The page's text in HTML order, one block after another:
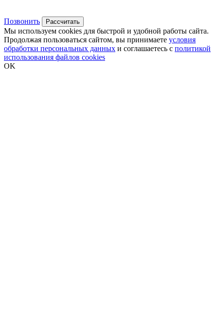
Позвонить Рассчитать
Мы используем cookies для быстрой и удобной работы сайта.
Продолжая пользоваться сайтом, вы принимаете условия
обработки персональных данных и соглашаетесь с политикой
использования файлов cookies
OK